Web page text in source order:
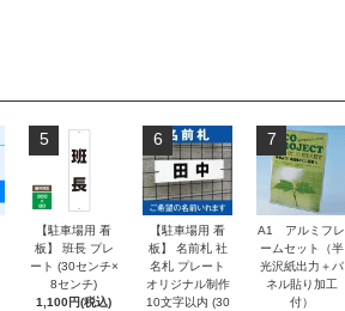
5
【駐車場用 看
板】 班長 プレ
ート (30センチ×
8センチ)
1,100円(税込)
6
【駐車場用 看
板】 名前札 社
名札 プレート
オリジナル制作
10文字以内 (30
7
A1 アルミフレ
ームセット（半
光沢紙出力＋パ
ネル貼り加工
付）